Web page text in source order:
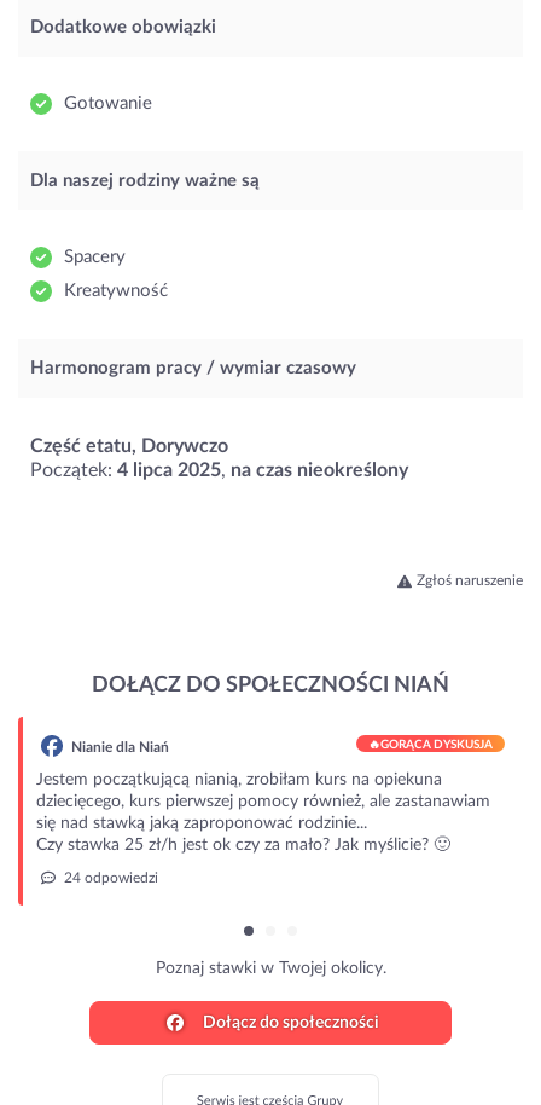
Dodatkowe obowiązki
Gotowanie
Dla naszej rodziny ważne są
Spacery
Kreatywność
Harmonogram pracy / wymiar czasowy
Część etatu, Dorywczo
Początek: 4 lipca 2025, na czas nieokreślony
Zgłoś naruszenie
DOŁĄCZ DO SPOŁECZNOŚCI NIAŃ
Nianie dla Niań 🔥GORĄCA DYSKUSJA
Jestem początkującą nianią, zrobiłam kurs na opiekuna
dziecięcego, kurs pierwszej pomocy również, ale zastanawiam
się nad stawką jaką zaproponować rodzinie...
Czy stawka 25 zł/h jest ok czy za mało? Jak myślicie? 🙂
24 odpowiedzi
Poznaj stawki w Twojej okolicy.
Dołącz do społeczności